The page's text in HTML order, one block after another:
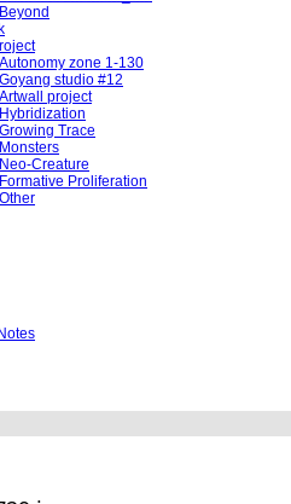
Beyond
Autonomy zone 1-130
Goyang studio #12
Artwall project
Hybridization
Growing Trace
Monsters
Neo-Creature
Formative Proliferation
Other